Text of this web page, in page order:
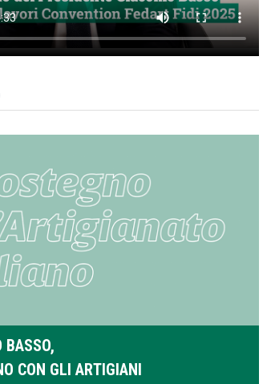
BASSO,
CON GLI ARTIGIANI